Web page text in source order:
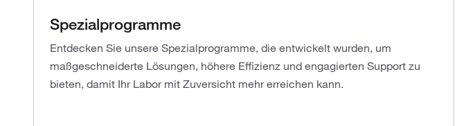
Spezialprogramme
Entdecken Sie unsere Spezialprogramme, die entwickelt wurden, um
maßgeschneiderte Lösungen, höhere Effizienz und engagierten Support zu
bieten, damit Ihr Labor mit Zuversicht mehr erreichen kann.